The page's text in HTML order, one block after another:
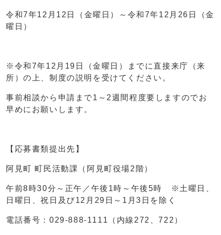
令和7年12月12日（金曜日）～令和7年12月26日（金
曜日）
※令和7年12月19日（金曜日）までに直接来庁（来
所）の上、制度の説明を受けてください。
事前相談から申請まで1～2週間程度要しますのでお
早めにお願いします。
【応募書類提出先】
阿見町 町民活動課（阿見町役場2階）
午前8時30分～正午／午後1時～午後5時 ※土曜日、
日曜日、祝日及び12月29日～1月3日を除く
電話番号：029-888-1111（内線272、722）